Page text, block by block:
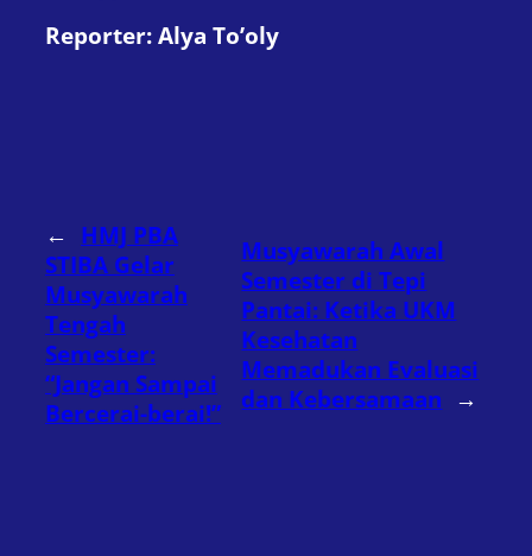
Reporter: Alya To’oly
← HMJ PBA
STIBA Gelar
Musyawarah
Tengah
Semester:
“Jangan Sampai
Bercerai-berai!”
Musyawarah Awal
Semester di Tepi
Pantai: Ketika UKM
Kesehatan
Memadukan Evaluasi
dan Kebersamaan →